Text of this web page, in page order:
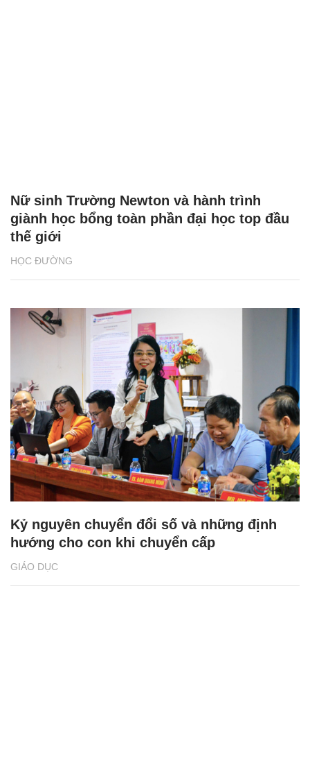
HỌC ĐƯỜNG
Nữ sinh Trường Newton và hành trình
giành học bổng toàn phần đại học top đầu
thế giới
GIÁO DỤC
Kỷ nguyên chuyển đổi số và những định
hướng cho con khi chuyển cấp